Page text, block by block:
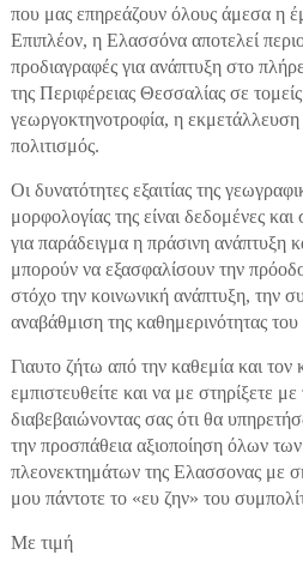
που μας επηρεάζουν όλους άμεσα η
Επιπλέον, η Ελασσόνα αποτελεί
προδιαγραφές για ανάπτυξη στο
της Περιφέρειας Θεσσαλίας σε
γεωργοκτηνοτροφία, η
πολιτισμός.
Οι δυνατότητες εξαιτίας της
μορφολογίας της είναι δεδομένες
για παράδειγμα η πράσινη ανάπτυξη
μπορούν να εξασφαλίσουν την
στόχο την κοινωνική ανάπτυξη, την
αναβάθμιση της καθημερινότητας του
Γιαυτο ζήτω από την καθεμία και
εμπιστευθείτε και να με στηρίξετε
διαβεβαιώνοντας σας ότι θα
την προσπάθεια αξιοποίηση όλων
πλεονεκτημάτων της Ελασσονας με
μου πάντοτε το «ευ ζην» του
Με τιμή